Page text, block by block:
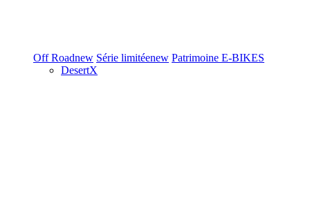
Off Roadnew Série limitéenew Patrimoine E-BIKES
DesertX